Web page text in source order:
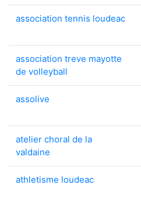
association tennis loudeac
association treve mayotte
de volleyball
assolive
atelier choral de la
valdaine
athletisme loudeac